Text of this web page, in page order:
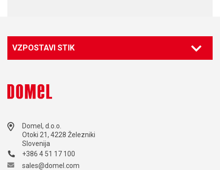
VZPOSTAVI STIK
Domel, d.o.o.
Otoki 21, 4228 Železniki
Slovenija
+386 4 51 17 100
sales@domel.com